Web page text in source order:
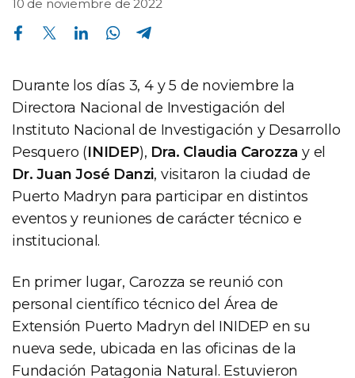
10 de noviembre de 2022
Compartir en Facebook Compartir en Twitter Compartir en Linkedin Compartir en Whatsapp
Durante los días 3, 4 y 5 de noviembre la
Directora Nacional de Investigación del
Instituto Nacional de Investigación y Desarrollo
Pesquero (INIDEP), Dra. Claudia Carozza y el
Dr. Juan José Danzi, visitaron la ciudad de
Puerto Madryn para participar en distintos
eventos y reuniones de carácter técnico e
institucional.
En primer lugar, Carozza se reunió con
personal científico técnico del Área de
Extensión Puerto Madryn del INIDEP en su
nueva sede, ubicada en las oficinas de la
Fundación Patagonia Natural. Estuvieron